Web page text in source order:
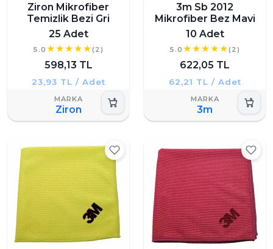
Ziron Mikrofiber
Temizlik Bezi Gri
25 Adet
5.0 (2)
598,13 TL
23,93 TL / Adet
Ziron
3m Sb 2012
Mikrofiber Bez Mavi
10 Adet
5.0 (2)
622,05 TL
62,21 TL / Adet
3m